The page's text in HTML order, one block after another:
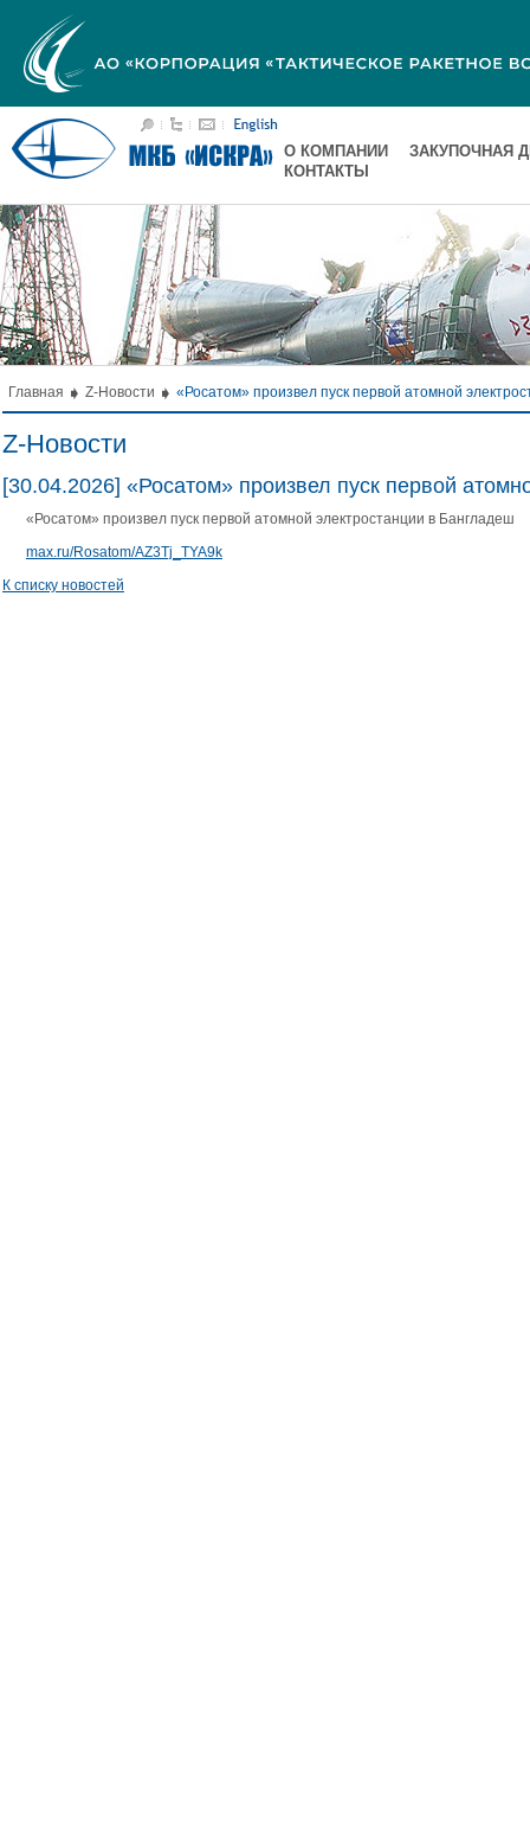
О КОМПАНИИ
ЗАКУПОЧНАЯ
КОНТАКТЫ
Главная Z-Новости «Росатом» произвел пуск первой атомной
Z-Новости
[30.04.2026] «Росатом» произвел пуск первой
«Росатом» произвел пуск первой атомной электростанции в Бангладеш
max.ru/Rosatom/AZ3Tj_TYA9k
К списку новостей